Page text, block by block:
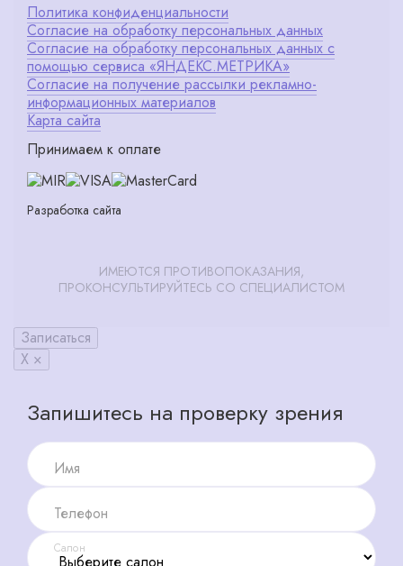
Политика конфиденциальности
Согласие на обработку персональных данных
Согласие на обработку персональных данных с
помощью сервиса «ЯНДЕКС.МЕТРИКА»
Согласие на получение рассылки рекламно-
информационных материалов
Карта сайта
Принимаем к оплате
Разработка сайта
ИМЕЮТСЯ ПРОТИВОПОКАЗАНИЯ,
ПРОКОНСУЛЬТИРУЙТЕСЬ СО СПЕЦИАЛИСТОМ
Записаться
X ×
Запишитесь на проверку зрения
Имя
Телефон
Салон